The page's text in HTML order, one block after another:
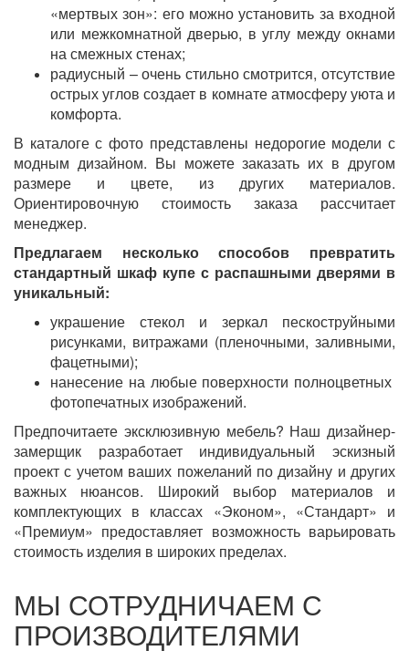
«мертвых зон»: его можно установить за входной
или межкомнатной дверью, в углу между окнами
на смежных стенах;
радиусный – очень стильно смотрится, отсутствие
острых углов создает в комнате атмосферу уюта и
комфорта.
В каталоге с фото представлены недорогие модели с
модным дизайном. Вы можете заказать их в другом
размере и цвете, из других материалов.
Ориентировочную стоимость заказа рассчитает
менеджер.
Предлагаем несколько способов превратить
стандартный шкаф купе с распашными дверями в
уникальный:
украшение стекол и зеркал пескоструйными
рисунками, витражами (пленочными, заливными,
фацетными);
нанесение на любые поверхности полноцветных
фотопечатных изображений.
Предпочитаете эксклюзивную мебель? Наш дизайнер-
замерщик разработает индивидуальный эскизный
проект с учетом ваших пожеланий по дизайну и других
важных нюансов. Широкий выбор материалов и
комплектующих в классах «Эконом», «Стандарт» и
«Премиум» предоставляет возможность варьировать
стоимость изделия в широких пределах.
МЫ СОТРУДНИЧАЕМ С
ПРОИЗВОДИТЕЛЯМИ